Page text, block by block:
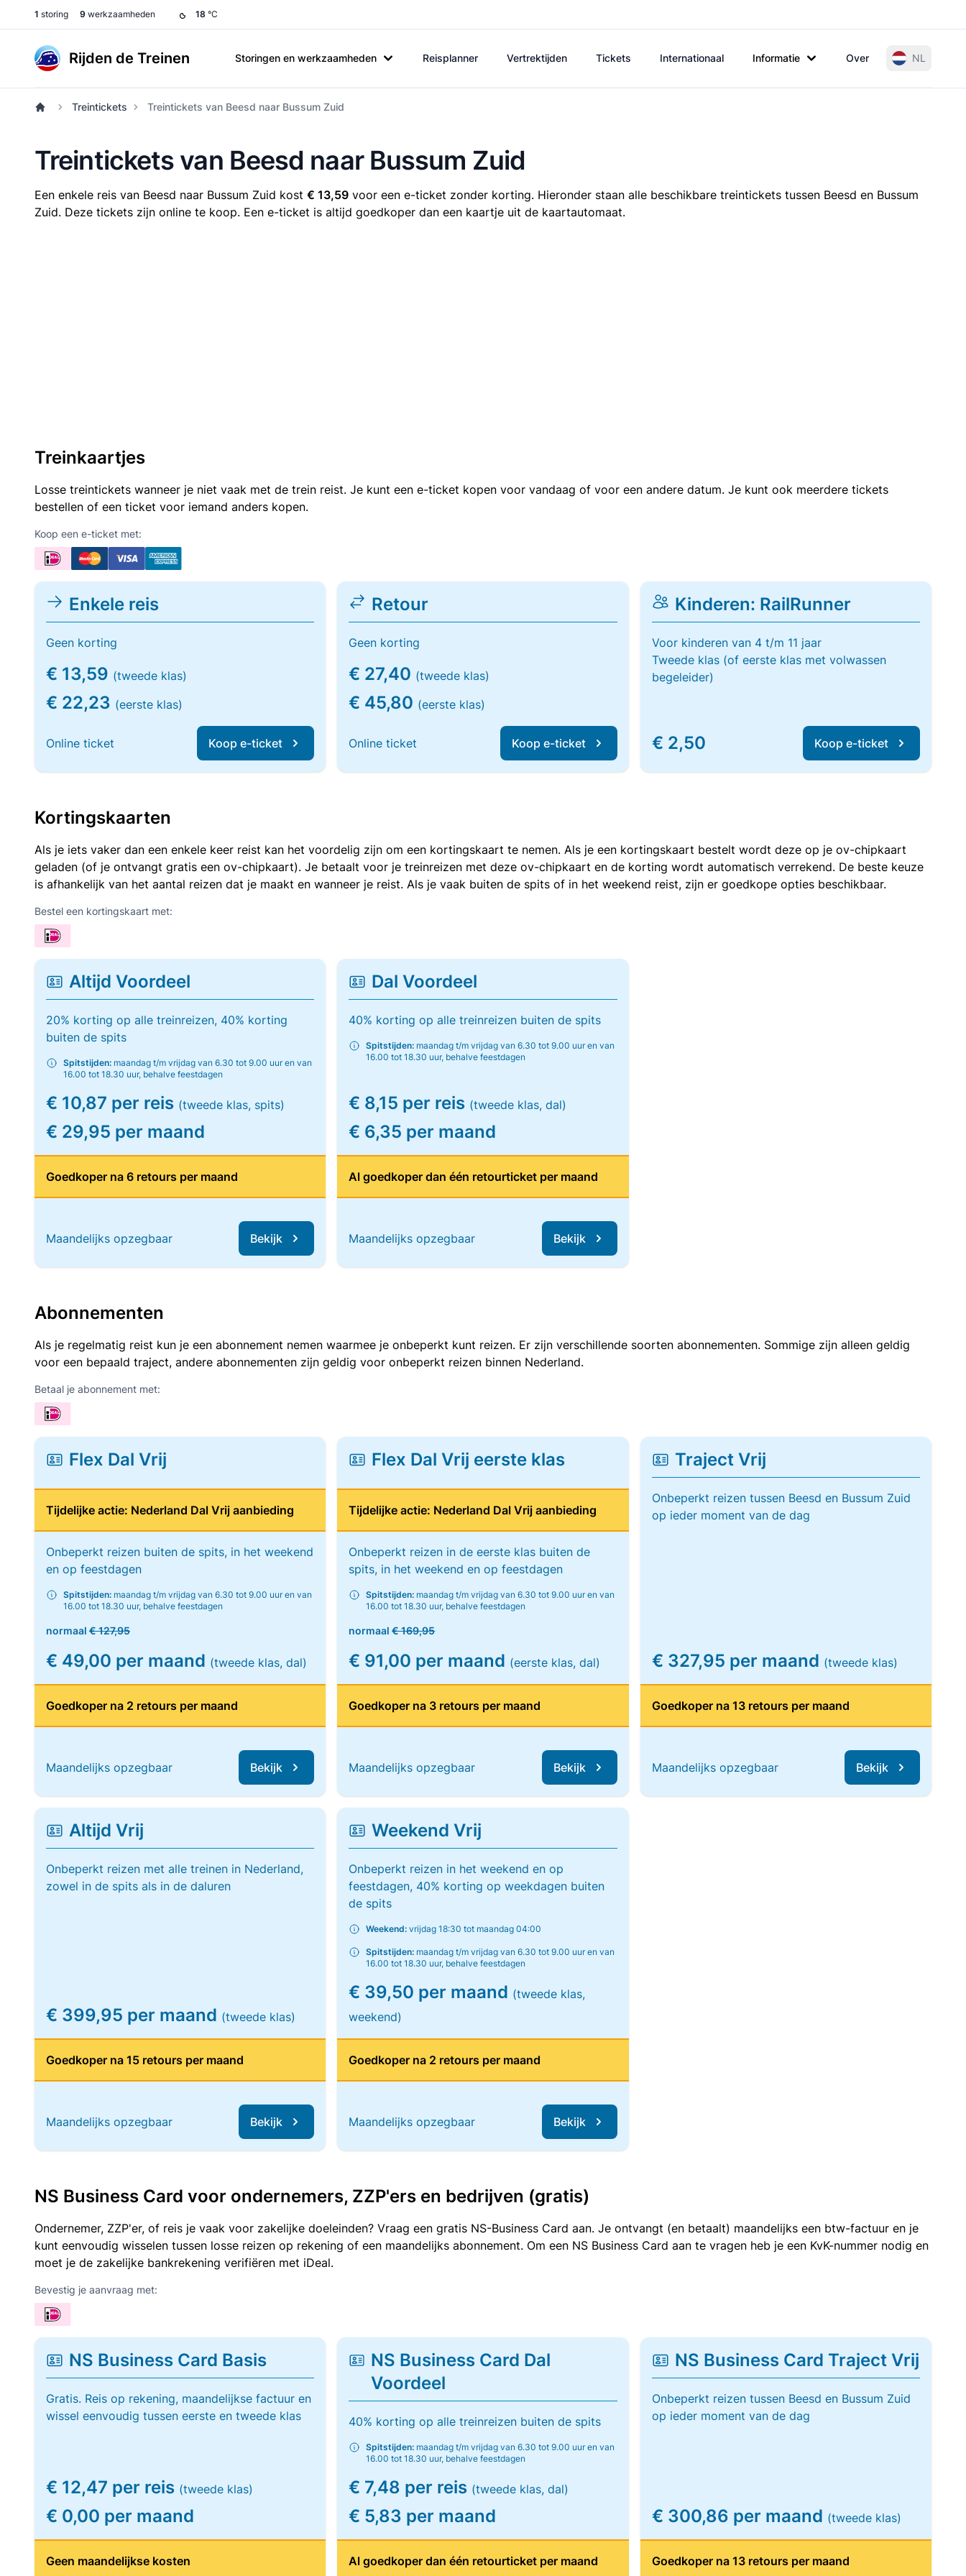
1 storing 9 werkzaamheden 18 °C
Rijden de Treinen Storingen en werkzaamheden Reisplanner Vertrektijden Tickets Internationaal Informatie Over NL
Treintickets Treintickets van Beesd naar Bussum Zuid
Treintickets van Beesd naar Bussum Zuid
Een enkele reis van Beesd naar Bussum Zuid kost € 13,59 voor een e-ticket zonder korting. Hieronder staan alle beschikbare treintickets tussen Beesd en Bussum
Zuid. Deze tickets zijn online te koop. Een e-ticket is altijd goedkoper dan een kaartje uit de kaartautomaat.
Treinkaartjes
Losse treintickets wanneer je niet vaak met de trein reist. Je kunt een e-ticket kopen voor vandaag of voor een andere datum. Je kunt ook meerdere tickets
bestellen of een ticket voor iemand anders kopen.
Koop een e-ticket met:
Enkele reis
Geen korting
€ 13,59 (tweede klas)
€ 22,23 (eerste klas)
Online ticket Koop e-ticket
Retour
Geen korting
€ 27,40 (tweede klas)
€ 45,80 (eerste klas)
Online ticket Koop e-ticket
Kinderen: RailRunner
Voor kinderen van 4 t/m 11 jaar
Tweede klas (of eerste klas met volwassen
begeleider)
€ 2,50 Koop e-ticket
Kortingskaarten
Als je iets vaker dan een enkele keer reist kan het voordelig zijn om een kortingskaart te nemen. Als je een kortingskaart bestelt wordt deze op je ov-chipkaart
geladen (of je ontvangt gratis een ov-chipkaart). Je betaalt voor je treinreizen met deze ov-chipkaart en de korting wordt automatisch verrekend. De beste keuze
is afhankelijk van het aantal reizen dat je maakt en wanneer je reist. Als je vaak buiten de spits of in het weekend reist, zijn er goedkope opties beschikbaar.
Bestel een kortingskaart met:
Altijd Voordeel
20% korting op alle treinreizen, 40% korting
buiten de spits
Spitstijden: maandag t/m vrijdag van 6.30 tot 9.00 uur en van
16.00 tot 18.30 uur, behalve feestdagen
€ 10,87 per reis (tweede klas, spits)
€ 29,95 per maand
Goedkoper na 6 retours per maand
Maandelijks opzegbaar Bekijk
Dal Voordeel
40% korting op alle treinreizen buiten de spits
Spitstijden: maandag t/m vrijdag van 6.30 tot 9.00 uur en van
16.00 tot 18.30 uur, behalve feestdagen
€ 8,15 per reis (tweede klas, dal)
€ 6,35 per maand
Al goedkoper dan één retourticket per maand
Maandelijks opzegbaar Bekijk
Abonnementen
Als je regelmatig reist kun je een abonnement nemen waarmee je onbeperkt kunt reizen. Er zijn verschillende soorten abonnementen. Sommige zijn alleen geldig
voor een bepaald traject, andere abonnementen zijn geldig voor onbeperkt reizen binnen Nederland.
Betaal je abonnement met:
Flex Dal Vrij
Tijdelijke actie: Nederland Dal Vrij aanbieding
Onbeperkt reizen buiten de spits, in het weekend
en op feestdagen
Spitstijden: maandag t/m vrijdag van 6.30 tot 9.00 uur en van
16.00 tot 18.30 uur, behalve feestdagen
normaal € 127,95
€ 49,00 per maand (tweede klas, dal)
Goedkoper na 2 retours per maand
Maandelijks opzegbaar Bekijk
Flex Dal Vrij eerste klas
Tijdelijke actie: Nederland Dal Vrij aanbieding
Onbeperkt reizen in de eerste klas buiten de
spits, in het weekend en op feestdagen
Spitstijden: maandag t/m vrijdag van 6.30 tot 9.00 uur en van
16.00 tot 18.30 uur, behalve feestdagen
normaal€ 169,95
€ 91,00 per maand (eerste klas, dal)
Goedkoper na 3 retours per maand
Maandelijks opzegbaar Bekijk
Traject Vrij
Onbeperkt reizen tussen Beesd en Bussum Zuid
op ieder moment van de dag
€ 327,95 per maand (tweede klas)
Goedkoper na 13 retours per maand
Maandelijks opzegbaar Bekijk
Altijd Vrij
Onbeperkt reizen met alle treinen in Nederland,
zowel in de spits als in de daluren
€ 399,95 per maand (tweede klas)
Goedkoper na 15 retours per maand
Maandelijks opzegbaar Bekijk
Weekend Vrij
Onbeperkt reizen in het weekend en op
feestdagen, 40% korting op weekdagen buiten
de spits
Weekend: vrijdag 18:30 tot maandag 04:00
Spitstijden: maandag t/m vrijdag van 6.30 tot 9.00 uur en van
16.00 tot 18.30 uur, behalve feestdagen
€ 39,50 per maand (tweede klas,
weekend)
Goedkoper na 2 retours per maand
Maandelijks opzegbaar Bekijk
NS Business Card voor ondernemers, ZZP'ers en bedrijven (gratis)
Ondernemer, ZZP'er, of reis je vaak voor zakelijke doeleinden? Vraag een gratis NS-Business Card aan. Je ontvangt (en betaalt) maandelijks een btw-factuur en je
kunt eenvoudig wisselen tussen losse reizen op rekening of een maandelijks abonnement. Om een NS Business Card aan te vragen heb je een KvK-nummer nodig en
moet je de zakelijke bankrekening verifiëren met iDeal.
Bevestig je aanvraag met:
NS Business Card Basis
Gratis. Reis op rekening, maandelijkse factuur en
wissel eenvoudig tussen eerste en tweede klas
€ 12,47 per reis (tweede klas)
€ 0,00 per maand
Geen maandelijkse kosten
NS Business Card Dal
Voordeel
40% korting op alle treinreizen buiten de spits
Spitstijden: maandag t/m vrijdag van 6.30 tot 9.00 uur en van
16.00 tot 18.30 uur, behalve feestdagen
€ 7,48 per reis (tweede klas, dal)
€ 5,83 per maand
Al goedkoper dan één retourticket per maand
NS Business Card Traject Vrij
Onbeperkt reizen tussen Beesd en Bussum Zuid
op ieder moment van de dag
€ 300,86 per maand (tweede klas)
Goedkoper na 13 retours per maand